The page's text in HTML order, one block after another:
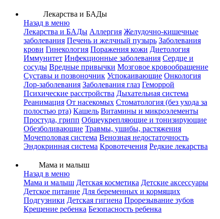
Лекарства и БАДы
Назад в меню
Лекарства и БАДы Аллергия Желудочно-кишечные
заболевания Печень и желчный пузырь Заболевания
крови Гинекология Поражения кожи Диетология
Иммунитет Инфекционные заболевания Сердце и
сосуды Вредные привычки Мозговое кровообращение
Суставы и позвоночник Успокаивающие Онкология
Лор-заболевания Заболевания глаз Геморрой
Психические расстройства Дыхательная система
Реанимация От насекомых Стоматология (без ухода за
полостью рта) Кашель Витамины и микроэлементы
Простуда, грипп Общеукрепляющие и тонизирующие
Обезболивающие Травмы, ушибы, растяжения
Мочеполовая система Венозная недостаточность
Эндокринная система Кровотечения Редкие лекарства
Мама и малыш
Назад в меню
Мама и малыш Детская косметика Детские аксессуары
Детское питание Для беременных и кормящих
Подгузники Детская гигиена Прорезывание зубов
Крещение ребенка Безопасность ребенка